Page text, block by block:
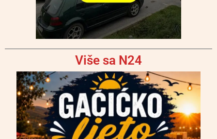
Više sa N24